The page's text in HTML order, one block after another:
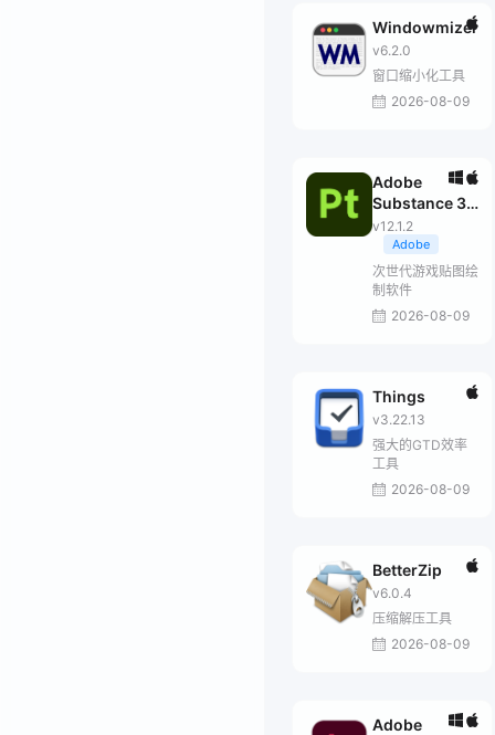
Windowmizer
v6.2.0
窗口缩小化工具
2026-08-09
Adobe
Substance 3D
Painter
v12.1.2
Adobe
次世代游戏贴图绘
制软件
2026-08-09
Things
v3.22.13
强大的GTD效率
工具
2026-08-09
BetterZip
v6.0.4
压缩解压工具
2026-08-09
Adobe